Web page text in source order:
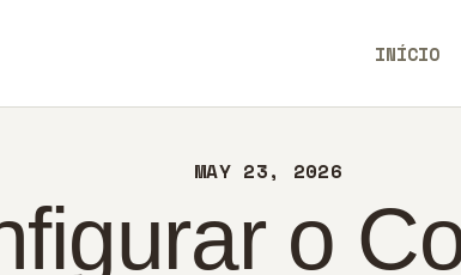
INÍCIO
MAY 23, 2026
o